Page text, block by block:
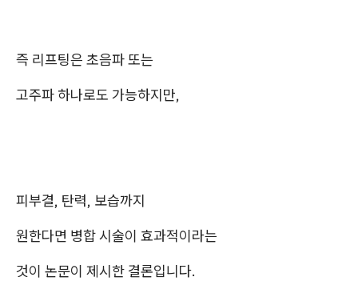
즉 리프팅은 초음파 또는
고주파 하나로도 가능하지만,
피부결, 탄력, 보습까지
원한다면 병합 시술이 효과적이라는
것이 논문이 제시한 결론입니다.